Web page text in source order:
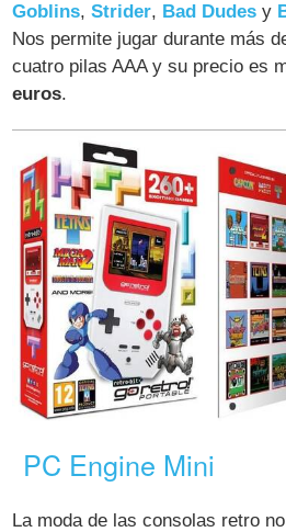
Goblins,Strider, Bad Dudes y
Nos permite jugar durante más
cuatro pilas AAA y su precio es
euros.
PC Engine Mini
La moda de las consolas retro